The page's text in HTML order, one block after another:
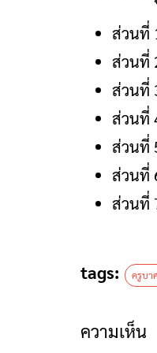
ส่วนที่
ส่วนที่
ส่วนที่
ส่วนที่
ส่วนที่
ส่วนที่
ส่วนที่
tags: ครูบา
ความเห็น